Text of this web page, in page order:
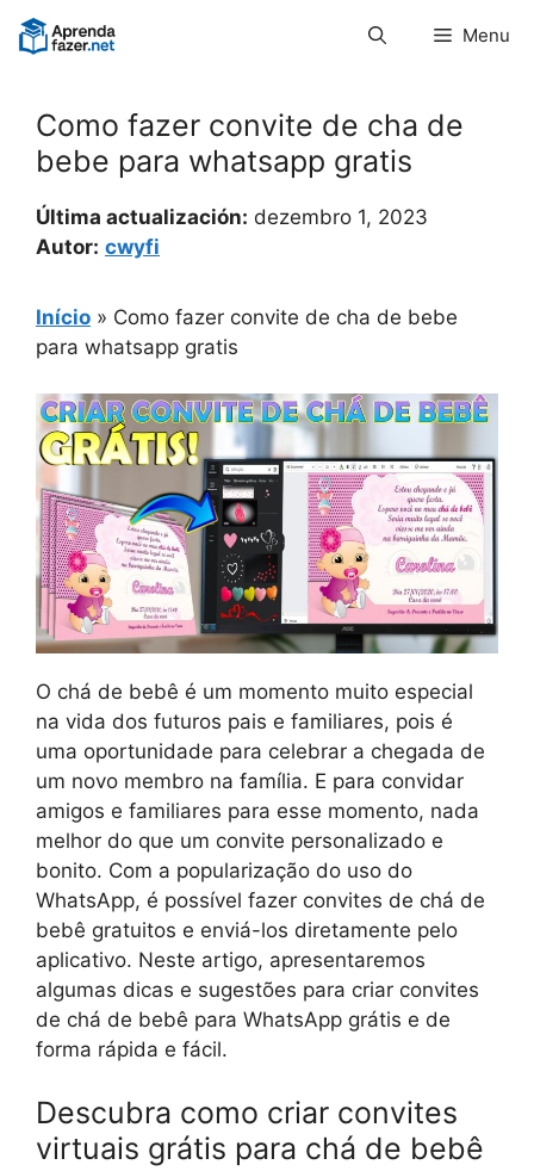
Pular
para
Menu
Como fazer convite de cha de
bebe para whatsapp gratis
Última actualización: dezembro 1, 2023
Autor: cwyfi
Início » Como fazer convite de cha de bebe
para whatsapp gratis
O chá de bebê é um momento muito especial
na vida dos futuros pais e familiares, pois é
uma oportunidade para celebrar a chegada de
um novo membro na família. E para convidar
amigos e familiares para esse momento, nada
melhor do que um convite personalizado e
bonito. Com a popularização do uso do
WhatsApp, é possível fazer convites de chá de
bebê gratuitos e enviá-los diretamente pelo
aplicativo. Neste artigo, apresentaremos
algumas dicas e sugestões para criar convites
de chá de bebê para WhatsApp grátis e de
forma rápida e fácil.
Descubra como criar convites
virtuais grátis para chá de bebê